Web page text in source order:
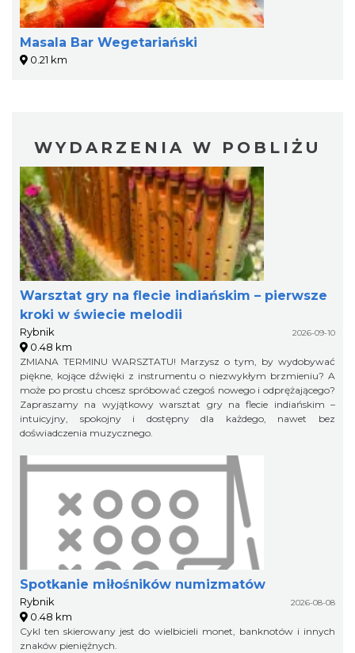
Masala Bar Wegetariański
0.21 km
WYDARZENIA W POBLIŻU
Warsztat gry na flecie indiańskim – pierwsze
kroki w świecie melodii
Rybnik 2026-09-10
0.48 km
ZMIANA TERMINU WARSZTATU! Marzysz o tym, by wydobywać
piękne, kojące dźwięki z instrumentu o niezwykłym brzmieniu? A
może po prostu chcesz spróbować czegoś nowego i odprężającego?
Zapraszamy na wyjątkowy warsztat gry na flecie indiańskim –
intuicyjny, spokojny i dostępny dla każdego, nawet bez
doświadczenia muzycznego.
Spotkanie miłośników numizmatów
Rybnik 2026-08-08
0.48 km
Cykl ten skierowany jest do wielbicieli monet, banknotów i innych
znaków pieniężnych.